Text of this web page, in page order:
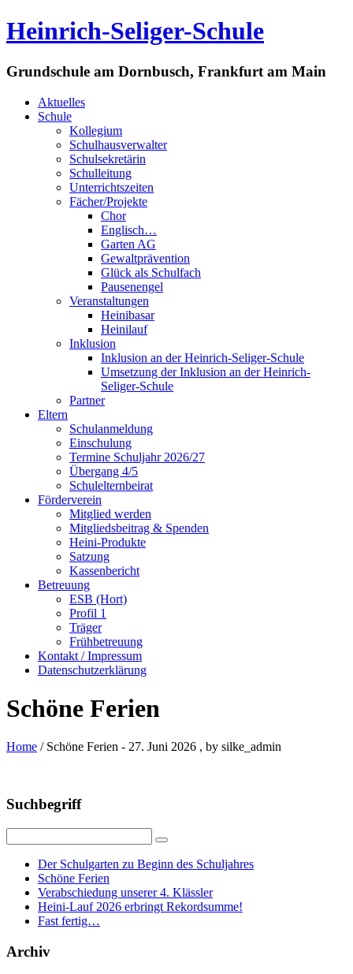
Heinrich-Seliger-Schule
Grundschule am Dornbusch, Frankfurt am Main
Aktuelles
Schule
Kollegium
Schulhausverwalter
Schulsekretärin
Schulleitung
Unterrichtszeiten
Fächer/Projekte
Chor
Englisch…
Garten AG
Gewaltprävention
Glück als Schulfach
Pausenengel
Veranstaltungen
Heinibasar
Heinilauf
Inklusion
Inklusion an der Heinrich-Seliger-Schule
Umsetzung der Inklusion an der Heinrich-
Seliger-Schule
Partner
Eltern
Schulanmeldung
Einschulung
Termine Schuljahr 2026/27
Übergang 4/5
Schulelternbeirat
Förderverein
Mitglied werden
Mitgliedsbeitrag & Spenden
Heini-Produkte
Satzung
Kassenbericht
Betreuung
ESB (Hort)
Profil 1
Träger
Frühbetreuung
Kontakt / Impressum
Datenschutzerklärung
Schöne Ferien
Home / Schöne Ferien - 27. Juni 2026 , by silke_admin
Suchbegriff
Der Schulgarten zu Beginn des Schuljahres
Schöne Ferien
Verabschiedung unserer 4. Klässler
Heini-Lauf 2026 erbringt Rekordsumme!
Fast fertig…
Archiv